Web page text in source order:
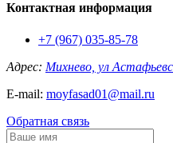
Контактная информация
+7 (967) 035-85-78
Адрес: Михнево, ул
E-mail: moyfasad01@mail.ru
Обратная связь